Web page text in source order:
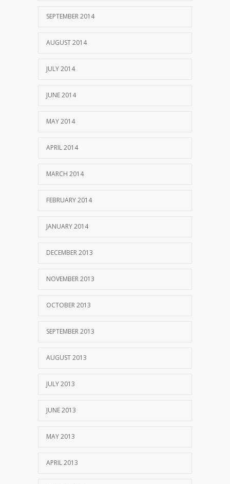
SEPTEMBER 2014
AUGUST 2014
JULY 2014
JUNE 2014
MAY 2014
APRIL 2014
MARCH 2014
FEBRUARY 2014
JANUARY 2014
DECEMBER 2013
NOVEMBER 2013
OCTOBER 2013
SEPTEMBER 2013
AUGUST 2013
JULY 2013
JUNE 2013
MAY 2013
APRIL 2013